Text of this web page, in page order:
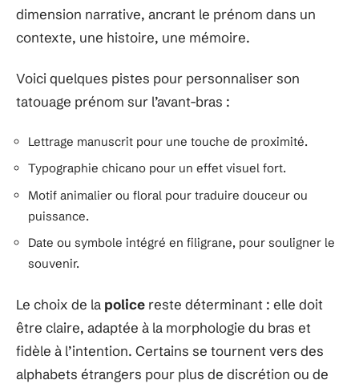
dimension narrative, ancrant le prénom dans un
contexte, une histoire, une mémoire.
Voici quelques pistes pour personnaliser son
tatouage prénom sur l’avant-bras :
Lettrage manuscrit pour une touche de proximité.
Typographie chicano pour un effet visuel fort.
Motif animalier ou floral pour traduire douceur ou
puissance.
Date ou symbole intégré en filigrane, pour souligner le
souvenir.
Le choix de la police reste déterminant : elle doit
être claire, adaptée à la morphologie du bras et
fidèle à l’intention. Certains se tournent vers des
alphabets étrangers pour plus de discrétion ou de